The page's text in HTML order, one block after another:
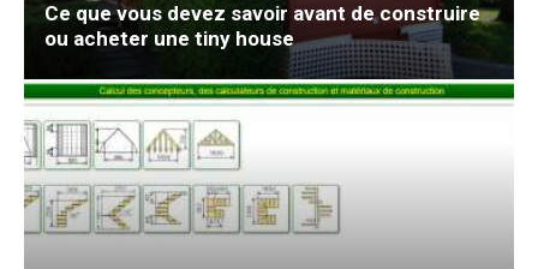
Ce que vous devez savoir avant de construire
ou acheter une tiny house